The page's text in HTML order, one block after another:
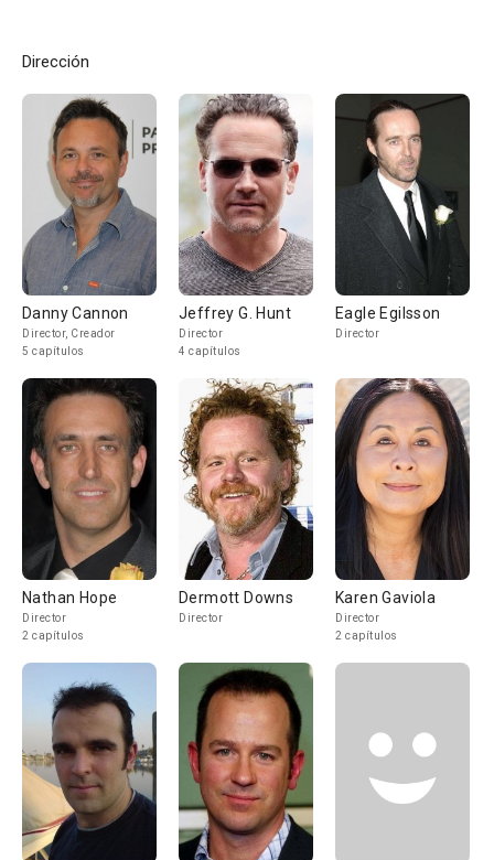
Dirección
Danny Cannon
Director, Creador
5 capítulos
Jeffrey G. Hunt
Director
4 capítulos
Eagle Egilsson
Director
Nathan Hope
Director
2 capítulos
Dermott Downs
Director
Karen Gaviola
Director
2 capítulos